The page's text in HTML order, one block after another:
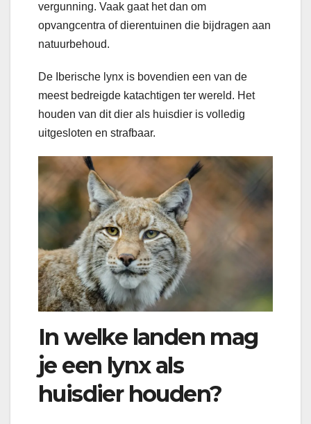
vergunning. Vaak gaat het dan om
opvangcentra of dierentuinen die bijdragen aan
natuurbehoud.
De Iberische lynx is bovendien een van de
meest bedreigde katachtigen ter wereld. Het
houden van dit dier als huisdier is volledig
uitgesloten en strafbaar.
In welke landen mag
je een lynx als
huisdier houden?